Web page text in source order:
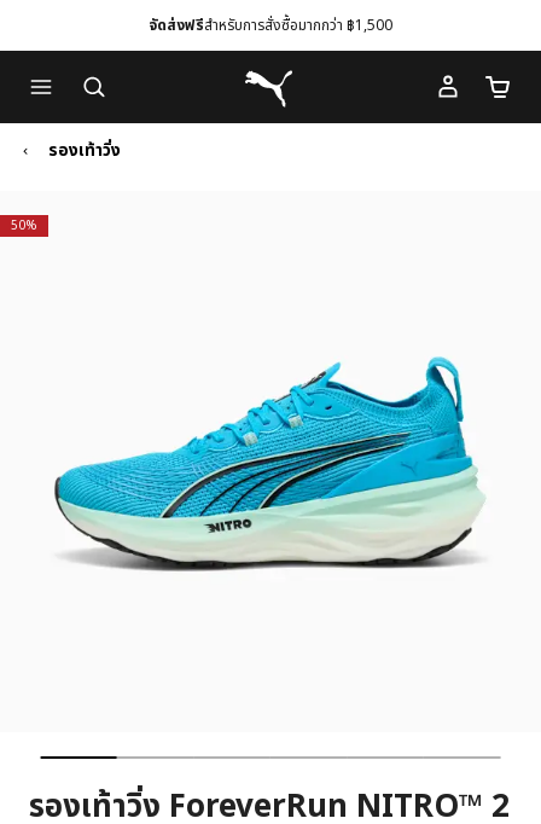
to
Main
content
to
Footer
Content
จัดส่งฟรีสำหรับการสั่งซื้อมากกว่า ฿1,500
Puma โฮม
จำนว
รองเท้าวิ่ง
50%
รองเท้าวิ่ง ForeverRun NITRO™ 2